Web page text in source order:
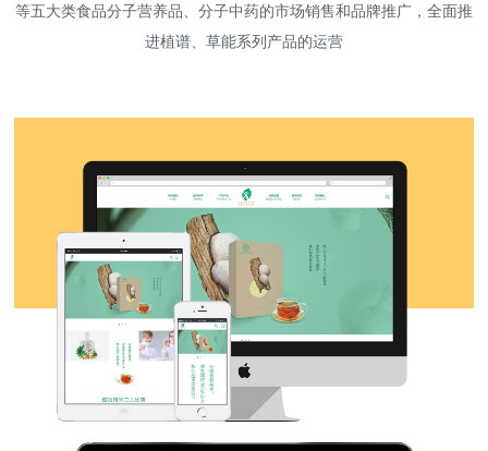
等五大类食品分子营养品、分子中药的市场销售和品牌推广，全面推
进植谱、草能系列产品的运营